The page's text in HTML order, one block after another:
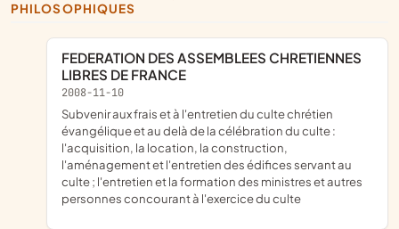
PHILOSOPHIQUES
FEDERATION DES ASSEMBLEES CHRETIENNES
LIBRES DE FRANCE
2008-11-10
subvenir aux frais et à l'entretien du culte chrétien
évangélique et au delà de la célébration du culte :
l'acquisition, la location, la construction,
l'aménagement et l'entretien des édifices servant au
culte ; l'entretien et la formation des ministres et autres
personnes concourant à l'exercice du culte